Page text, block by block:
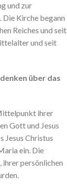
und zur
Die Kirche begann
Reiches und seit
und seit
über das
ihrer
Gott und Jesus
Jesus Christus
ein. Die
ihrer persönlichen